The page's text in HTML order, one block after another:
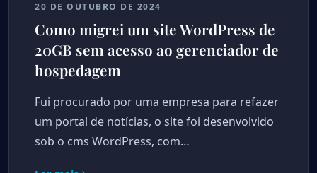
20 DE OUTUBRO DE 2024
Como migrei um site WordPress de
20GB sem acesso ao gerenciador de
hospedagem
Fui procurado por uma empresa para refazer
um portal de notícias, o site foi desenvolvido
sob o cms WordPress, com…